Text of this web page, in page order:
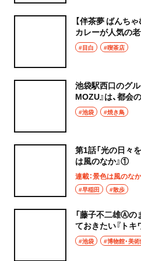
【伴茶夢 ばんち
カレーが人気の
#目白 #喫茶店
池袋駅西口のグ
MOZU』は、都会
屋#池袋 #焼き鳥
第1話「光の日々
は風のなか』①
連載：景色は風のなか
#早稲田 #散歩
「藤子不二雄Ⓐの
ておきたい『トキ
#池袋 #博物館・美